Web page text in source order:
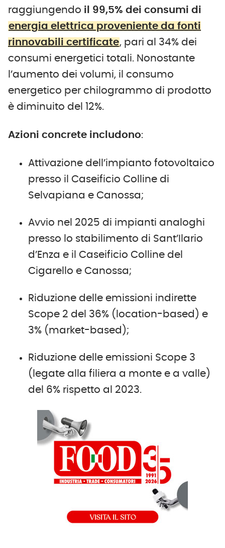
raggiungendo il 99,5% dei consumi di
energia elettrica proveniente da fonti
rinnovabili certificate, pari al 34% dei
consumi energetici totali. Nonostante
l’aumento dei volumi, il consumo
energetico per chilogrammo di prodotto
è diminuito del 12%.
Azioni concrete includono:
Attivazione dell’impianto fotovoltaico
presso il Caseificio Colline di
Selvapiana e Canossa;
Avvio nel 2025 di impianti analoghi
presso lo stabilimento di Sant’Ilario
d’Enza e il Caseificio Colline del
Cigarello e Canossa;
Riduzione delle emissioni indirette
Scope 2 del 36% (location-based) e
3% (market-based);
Riduzione delle emissioni Scope 3
(legate alla filiera a monte e a valle)
del 6% rispetto al 2023.